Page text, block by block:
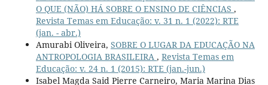
O QUE (NÃO) HÁ SOBRE O ENSINO DE CIÊNCIAS ,
Revista Temas em Educação: v. 31 n. 1 (2022): RTE
(jan. - abr.)
Amurabi Oliveira, SOBRE O LUGAR DA EDUCAÇÃO NA
ANTROPOLOGIA BRASILEIRA , Revista Temas em
Educação: v. 24 n. 1 (2015): RTE (jan.-jun.)
Isabel Magda Said Pierre Carneiro, Maria Marina Dias